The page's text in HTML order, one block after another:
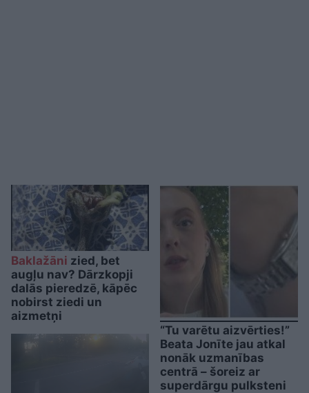
Baklažāni zied, bet
augļu nav? Dārzkopji
dalās pieredzē, kāpēc
nobirst ziedi un
aizmetņi
“Tu varētu aizvērties!”
Beata Jonīte jau atkal
nonāk uzmanības
centrā – šoreiz ar
superdārgu pulksteni